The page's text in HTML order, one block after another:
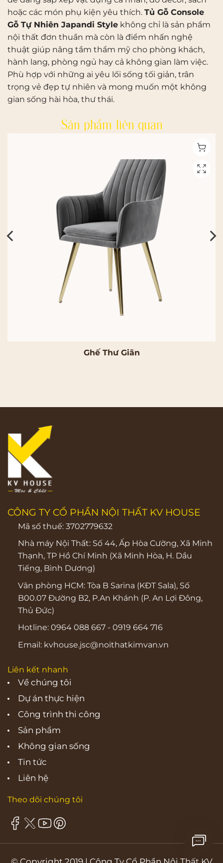
hoặc các món phụ kiện yêu thích. Tủ Gỗ Console
Gỗ Tự Nhiên Japandi Style không chỉ là sản phẩm
nội thất đơn thuần mà còn là điểm nhấn nghệ
thuật giúp nâng tầm thẩm mỹ cho phòng khách,
hành lang, phòng ngủ hay cả không gian làm việc.
Phù hợp với những ai yêu lối sống tối giản, trân
trọng vẻ đẹp tự nhiên và mong muốn một không
gian sống hài hòa, thư thái.
Sản phẩm liên quan
Ghế Thư Giãn
CÔNG TY CỔ PHẦN NỘI THẤT KV HOUSE
Mã số thuế: 3702779632
Nhà máy Nội Thất: Số 44, Ấp Hòa Cường, Xã Minh
Thạnh, TP Hồ Chí Minh (Xã Minh Hòa, H. Dầu
Tiếng, Bình Dương)
Văn phòng HCM: Tòa B Sarina (KĐT Sala), Số
B00.07 Đường B2, P.An Khánh (P. An Lợi Đông,
Thủ Đức)
Hotline: 0964 088 667- 0919 664 716
Email: kvhouse.jsc@noithatkimvan.vn
Liên kết nhanh
Về chúng tôi
Dự án thực hiện
Công trình thi công
Sản phẩm
Không gian sống
Tin tức
Liên hệ
Theo dõi chúng tôi